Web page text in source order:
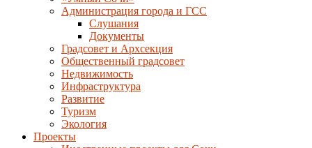
Администрация города и ГСС
Слушания
Документы
Градсовет и Архсекция
Общественный градсовет
Недвижимость
Инфраструктура
Развитие
Туризм
Экология
Проекты